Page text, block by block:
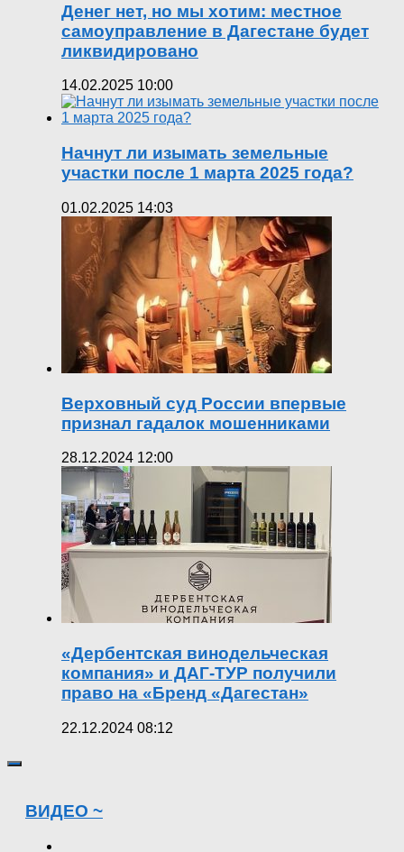
Денег нет, но мы хотим: местное
самоуправление в Дагестане будет
ликвидировано
14.02.2025 10:00
Начнут ли изымать земельные
участки после 1 марта 2025 года?
01.02.2025 14:03
Верховный суд России впервые
признал гадалок мошенниками
28.12.2024 12:00
«Дербентская винодельческая
компания» и ДАГ-ТУР получили
право на «Бренд «Дагестан»
22.12.2024 08:12
ВИДЕО ~